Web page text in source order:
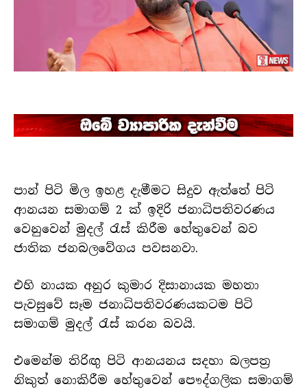
පාන් පිටි මිල ඉහළ දැමීමට සිදුව ඇත්තේ පිටි
ආනයන සමාගම් 2 ක් ඉදිරි ජනාධිපතිවරණය
වෙනුවෙන් මුදල් රැස් කිරීම හේතුවෙන් බව
ජාතික ජනබලවේගය පවසනවා.
එහි නායක අනුර කුමාර දිසානායක මහතා
පැවසුවේ සෑම ජනාධිපතිවරණයකටම පිටි
සමාගම් මුදල් රැස් කරන බවයි.
එමෙන්ම තිරිඟු පිටි ආනයනය සදහා බලපත්‍ර
නිකුත් නොකිරීම හේතුවෙන් පෞද්ගලික සමාගම්